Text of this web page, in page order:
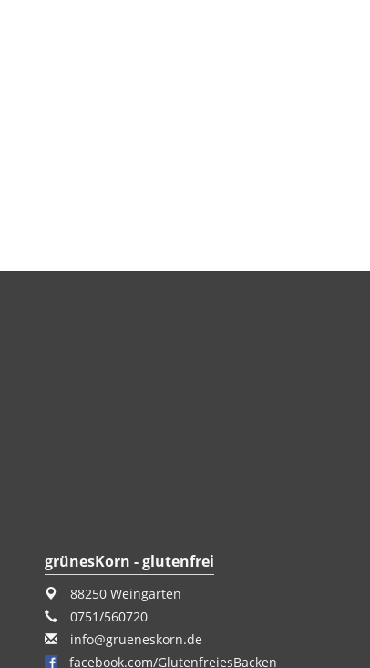
grünesKorn - glutenfrei
88250 Weingarten
0751/560720
info@grueneskorn.de
facebook.com/GlutenfreiesBacken